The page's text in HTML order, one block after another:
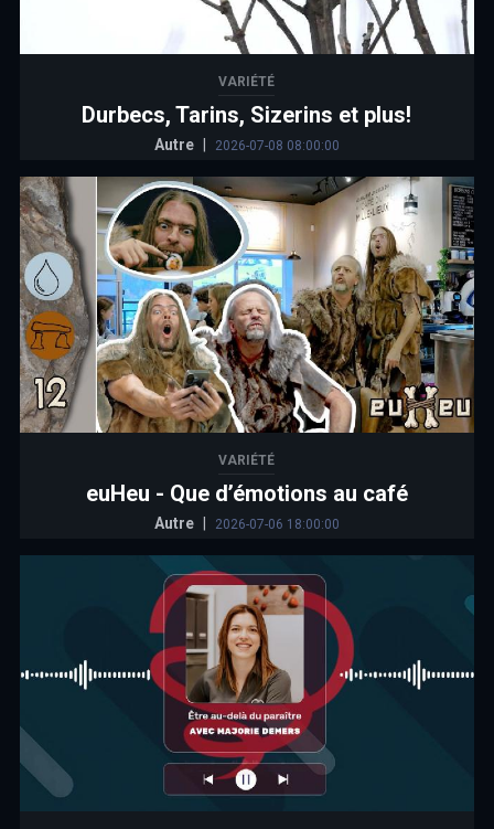
VARIÉTÉ
Durbecs, Tarins, Sizerins et plus!
Autre 2026-07-08 08:00:00
VARIÉTÉ
euHeu - Que d’émotions au café
Autre 2026-07-06 18:00:00